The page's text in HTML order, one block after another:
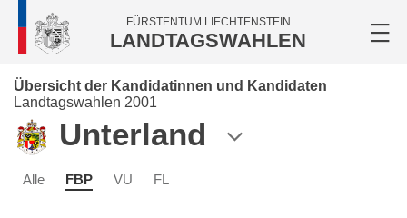
FÜRSTENTUM LIECHTENSTEIN
LANDTAGSWAHLEN
Übersicht der Kandidatinnen und Kandidaten
Landtagswahlen 2001
Unterland
Alle FBP VU FL